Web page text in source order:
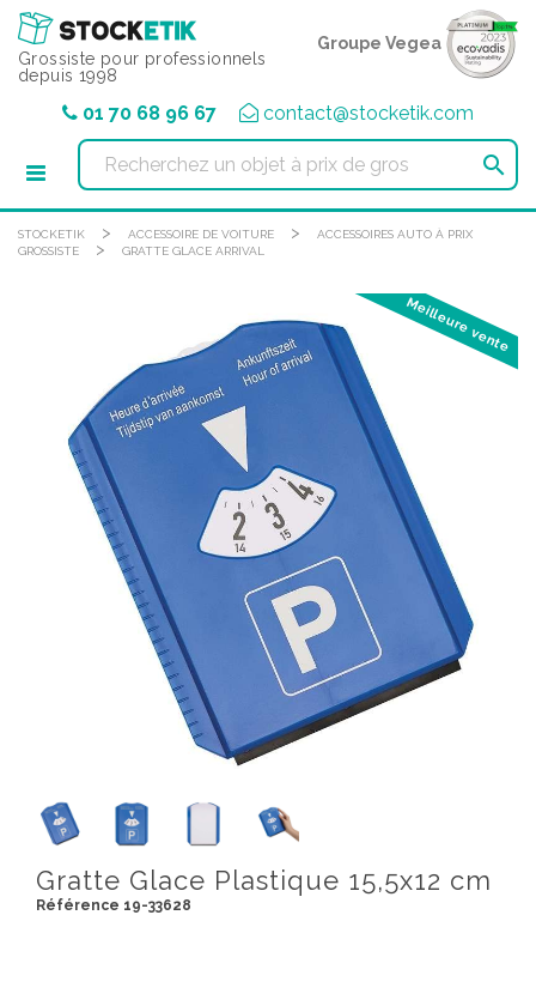
Grossiste pour professionnels
depuis 1998
Groupe Vegea
01 70 68 96 67 contact@stocketik.com

STOCKETIK > ACCESSOIRE DE VOITURE >
ACCESSOIRES AUTO À PRIX
GROSSISTE
> GRATTE GLACE ARRIVAL
Meilleure vente
Gratte Glace Plastique 15,5x12 cm
Référence 19-33628
Panneau de gestion des cookies